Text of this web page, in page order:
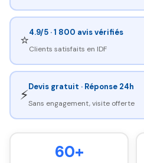
⭐4.9/5 · 1 800 avis vérifiés
Clients satisfaits en IDF
⚡Devis gratuit · Réponse 24h
Sans engagement, visite offerte
60+